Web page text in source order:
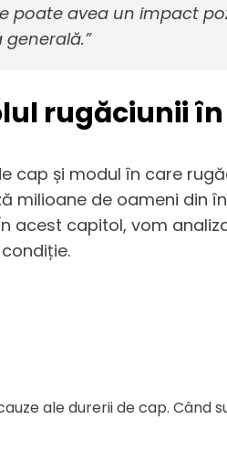
poate avea un impact
rugăciunii
cap și modul în care
de oameni din
acest capitol, vom
ale durerii de cap.